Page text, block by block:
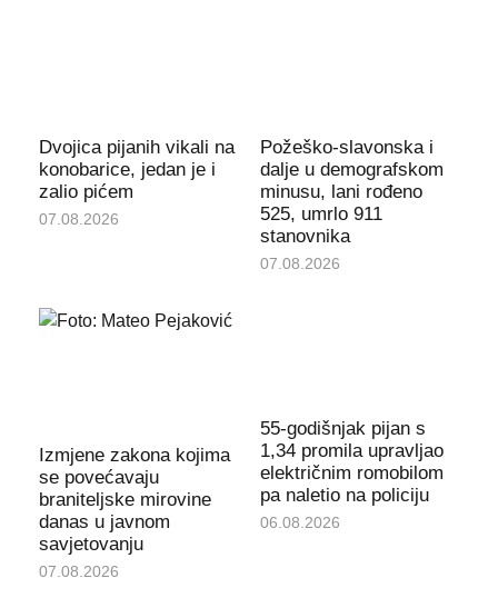
Dvojica pijanih vikali na
konobarice, jedan je i
zalio pićem
07.08.2026
Požeško-slavonska i
dalje u demografskom
minusu, lani rođeno
525, umrlo 911
stanovnika
07.08.2026
Izmjene zakona kojima
se povećavaju
braniteljske mirovine
danas u javnom
savjetovanju
07.08.2026
55-godišnjak pijan s
1,34 promila upravljao
električnim romobilom
pa naletio na policiju
06.08.2026